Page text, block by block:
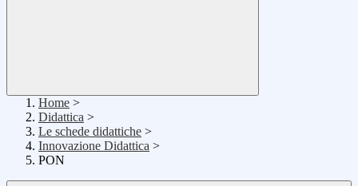
Home >
Didattica >
Le schede didattiche >
Innovazione Didattica >
PON